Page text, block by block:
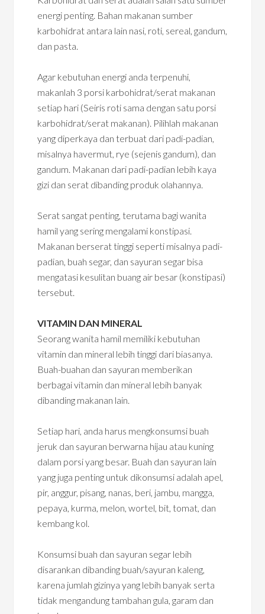
energi penting. Bahan makanan sumber
karbohidrat antara lain nasi, roti, sereal, gandum,
dan pasta.
Agar kebutuhan energi anda terpenuhi,
makanlah 3 porsi karbohidrat/serat makanan
setiap hari (Seiris roti sama dengan satu porsi
karbohidrat/serat makanan). Pilihlah makanan
yang diperkaya dan terbuat dari padi-padian,
misalnya havermut, rye (sejenis gandum), dan
gandum. Makanan dari padi-padian lebih kaya
gizi dan serat dibanding produk olahannya.
Serat sangat penting, terutama bagi wanita
hamil yang sering mengalami konstipasi.
Makanan berserat tinggi seperti misalnya padi-
padian, buah segar, dan sayuran segar bisa
mengatasi kesulitan buang air besar (konstipasi)
tersebut.
VITAMIN DAN MINERAL
Seorang wanita hamil memiliki kebutuhan
vitamin dan mineral lebih tinggi dari biasanya.
Buah-buahan dan sayuran memberikan
berbagai vitamin dan mineral lebih banyak
dibanding makanan lain.
Setiap hari, anda harus mengkonsumsi buah
jeruk dan sayuran berwarna hijau atau kuning
dalam porsi yang besar. Buah dan sayuran lain
yang juga penting untuk dikonsumsi adalah apel,
pir, anggur, pisang, nanas, beri, jambu, mangga,
pepaya, kurma, melon, wortel, bit, tomat, dan
kembang kol.
Konsumsi buah dan sayuran segar lebih
disarankan dibanding buah/sayuran kaleng,
karena jumlah gizinya yang lebih banyak serta
tidak mengandung tambahan gula, garam dan